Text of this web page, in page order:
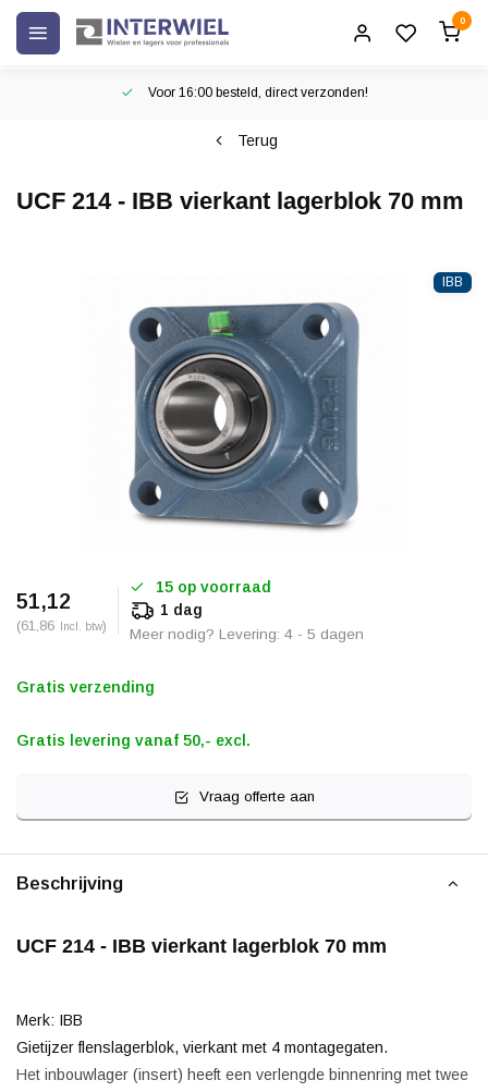
0
Voor 16:00 besteld, direct verzonden!
Terug
UCF 214 - IBB vierkant lagerblok 70 mm
IBB
51,12
(61,86 Incl. btw)
15 op voorraad
1 dag
Meer nodig? Levering: 4 - 5 dagen
Gratis verzending
Gratis levering vanaf 50,- excl.
Vraag offerte aan
Beschrijving
UCF 214 - IBB vierkant lagerblok 70 mm
Merk: IBB
Gietijzer flenslagerblok, vierkant met 4 montagegaten.
Het inbouwlager (insert) heeft een verlengde binnenring met twee